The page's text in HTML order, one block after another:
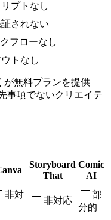
プトなし
されない
フローなし
トなし
が無料プランを提供
事項でないクリエイテ
Storyboard
That
Comic
AI
非対
非対応
部
分的